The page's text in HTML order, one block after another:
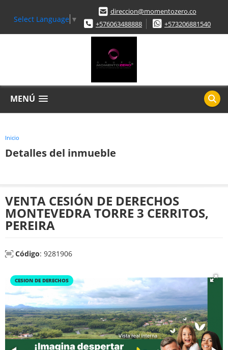
Select Language ▼
direccion@momentozero.co
+576063488888
+573206881540
MENÚ
Inicio
Detalles del inmueble
VENTA CESIÓN DE DERECHOS
MONTEVEDRA TORRE 3 CERRITOS,
PEREIRA
Código: 9281906
CESION DE DERECHOS